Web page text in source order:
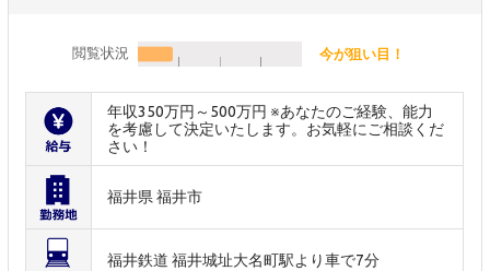
閲覧状況 今が狙い目！
年収350万円～500万円 ※あなたのご経験、能力
を考慮して決定いたします。お気軽にご相談くだ
さい！
福井県 福井市
福井鉄道 福井城址大名町駅より車で7分